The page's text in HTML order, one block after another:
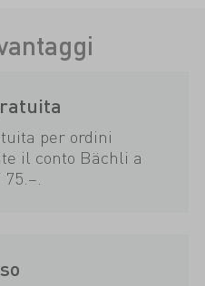
per ordini
il conto Bächli a